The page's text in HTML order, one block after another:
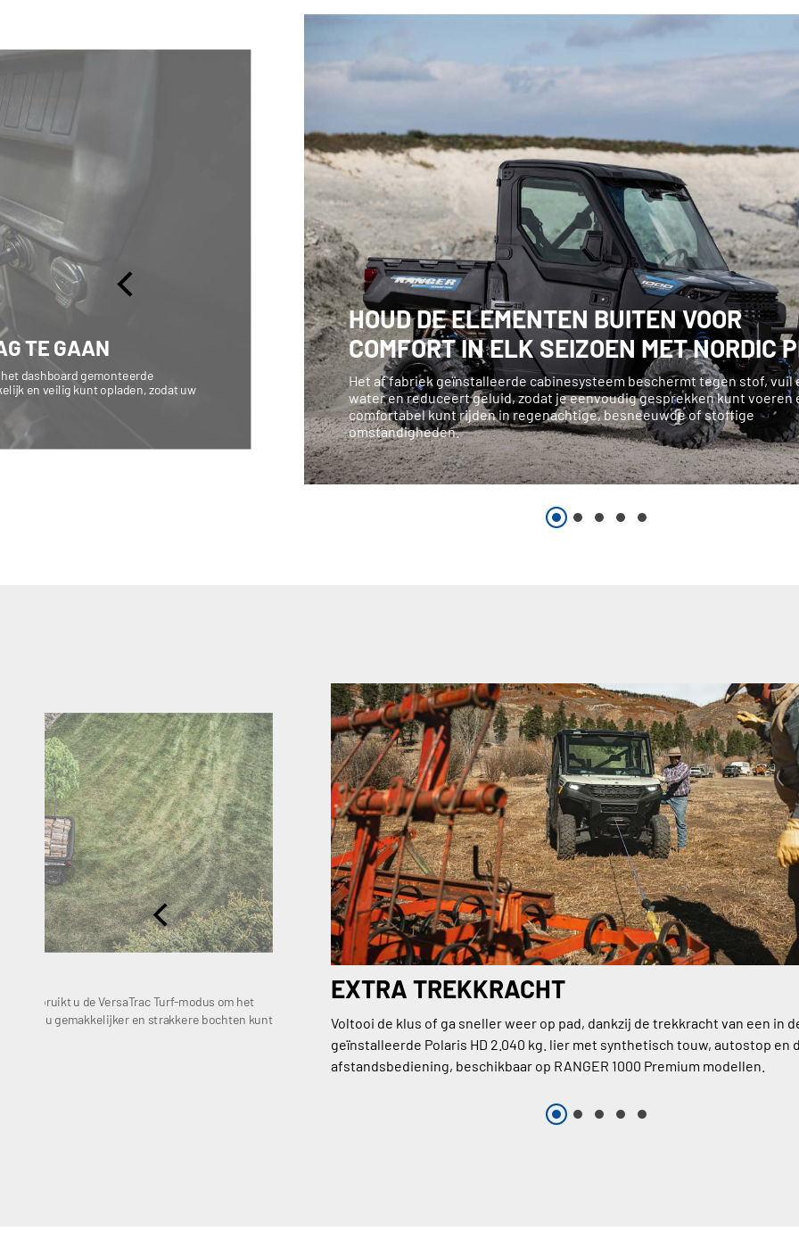
TE GAAN
dashboard gemonteerde
en veilig kunt opladen, zodat uw
HOUD DE ELEMENTEN BUITEN VOOR
COMFORT IN ELK SEIZOEN MET NORDIC
Het af fabriek geïnstalleerde cabinesysteem beschermt tegen stof, vuil
water en reduceert geluid, zodat je eenvoudig gesprekken kunt voeren
comfortabel kunt rijden in regenachtige, besneeuwde of stoffige
omstandigheden.
gebruikt u de VersaTrac Turf-modus om het
zodat u gemakkelijker en strakkere bochten kunt
EXTRA TREKKRACHT
Voltooi de klus of ga sneller weer op pad, dankzij de trekkracht van een in
geïnstalleerde Polaris HD 2.040 kg. lier met synthetisch touw, autostop en
afstandsbediening, beschikbaar op RANGER 1000 Premium modellen.